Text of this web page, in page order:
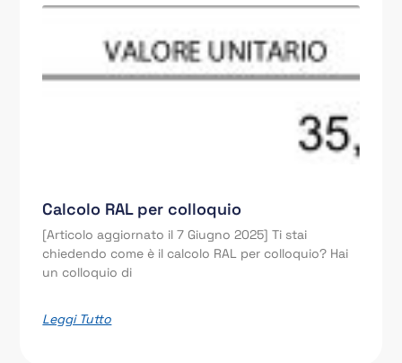
Calcolo RAL per colloquio
[Articolo aggiornato il 7 Giugno 2025] Ti stai
chiedendo come è il calcolo RAL per colloquio? Hai
un colloquio di
Leggi Tutto